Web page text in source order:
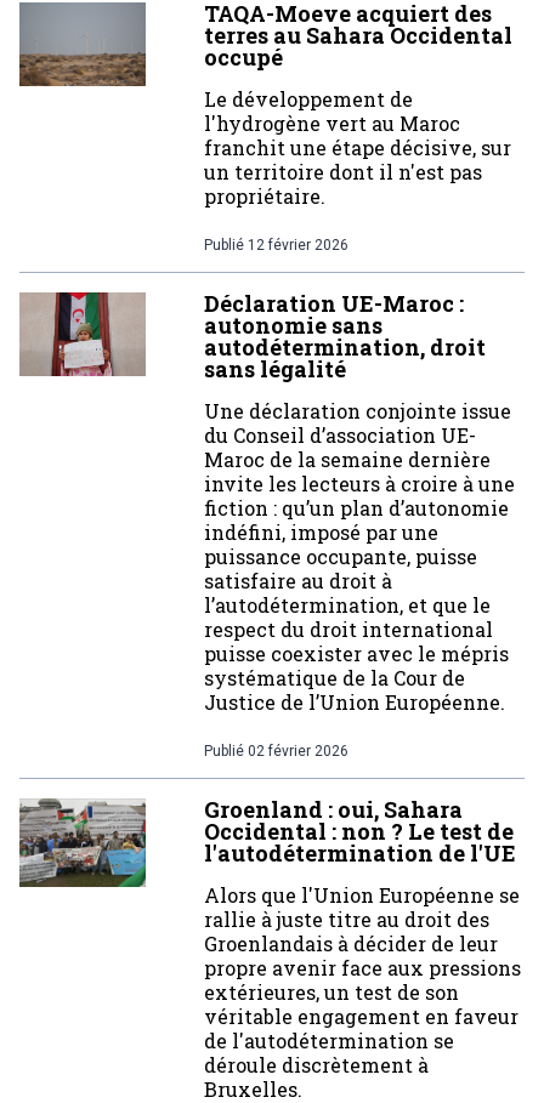
TAQA-Moeve acquiert des
terres au Sahara Occidental
occupé
Le développement de
l'hydrogène vert au Maroc
franchit une étape décisive, sur
un territoire dont il n'est pas
propriétaire.
Publié 12 février 2026
Déclaration UE-Maroc :
autonomie sans
autodétermination, droit
sans légalité
Une déclaration conjointe issue
du Conseil d’association UE-
Maroc de la semaine dernière
invite les lecteurs à croire à une
fiction : qu’un plan d’autonomie
indéfini, imposé par une
puissance occupante, puisse
satisfaire au droit à
l’autodétermination, et que le
respect du droit international
puisse coexister avec le mépris
systématique de la Cour de
Justice de l’Union Européenne.
Publié 02 février 2026
Groenland : oui, Sahara
Occidental : non ? Le test de
l'autodétermination de l'UE
Alors que l'Union Européenne se
rallie à juste titre au droit des
Groenlandais à décider de leur
propre avenir face aux pressions
extérieures, un test de son
véritable engagement en faveur
de l'autodétermination se
déroule discrètement à
Bruxelles.